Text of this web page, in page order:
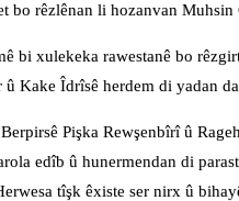
bo rêzlênan li hozanvan
bi xulekeka rawestanê bo
Kake Îdrîsê herdem di yadan
Pişka Rewşenbîrî û
edîb û hunermendan di
tîşk êxiste ser nirx û